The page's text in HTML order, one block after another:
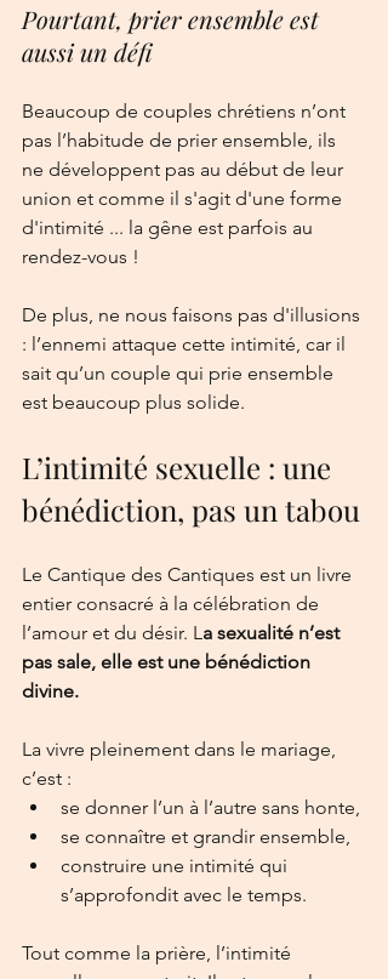
Pourtant, prier ensemble est
aussi un défi
Beaucoup de couples chrétiens n’ont
pas l’habitude de prier ensemble, ils
ne développent pas au début de leur
union et comme il s'agit d'une forme
d'intimité ... la gêne est parfois au
rendez-vous !
De plus, ne nous faisons pas d'illusions
: l’ennemi attaque cette intimité, car il
sait qu’un couple qui prie ensemble
est beaucoup plus solide.
L’intimité sexuelle : une
bénédiction, pas un tabou
Le Cantique des Cantiques est un livre
entier consacré à la célébration de
l’amour et du désir. L a sexualité n’est
pas sale, elle est une bénédiction
divine.
La vivre pleinement dans le mariage,
c’est :
se donner l’un à l’autre sans honte,
se connaître et grandir ensemble,
construire une intimité qui
s’approfondit avec le temps.
Tout comme la prière, l’intimité